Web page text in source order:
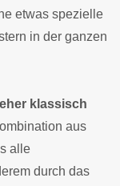
etwas spezielle
in der ganzen
klassisch
aus
alle
durch das